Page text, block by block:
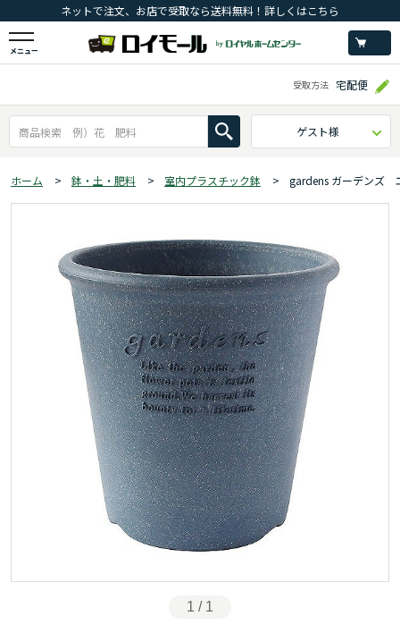
ネットで注文、お店で受取なら送料無料！詳しくはこちら
メニュー
受取方法 宅配便
ゲスト様
ホーム > 鉢・土・肥料 > 室内プラスチック鉢 > gardens ガーデンズ
1 / 1